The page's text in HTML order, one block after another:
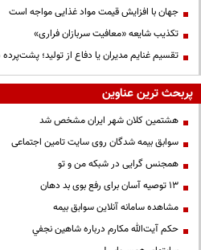
جهان با افزایش قیمت مواد غذایی مواجه است
تکذیب شایعه «معافیت سربازان فراری»
تقسیم غنایم مدیران یا دفاع از تولید؛
پربحث ترین عناوین
هشتمین کلان شهر ایران مشخص شد
سوابق بیمه شدگان روی سایت تامین اجتماعی
همجنس گرایی در شبکه من و تو
13 توصیه آسان برای رفع بوی بد دهان
مشاهده سامانه آنلاين سوابق بیمه
حكم آيت‌الله مكارم درباره شاهين نجفي